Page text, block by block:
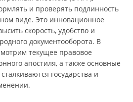
и проверять подлинность
виде. Это инновационное
скорость, удобство и
документооборота. В
текущее правовое
апостиля, а также основные
государства и